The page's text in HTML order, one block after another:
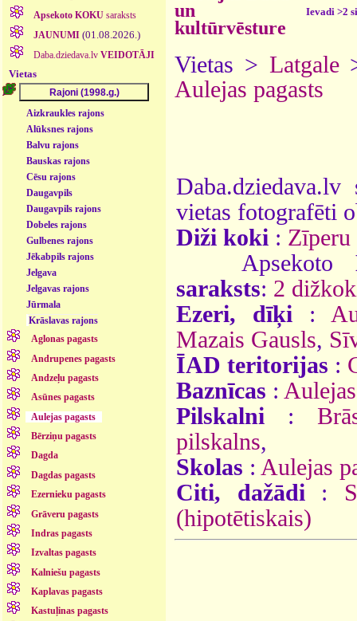
Apsekoto KOKUsaraksts
JAUNUMI (01.08.2026.)
Daba.dziedava.lv VEIDOTĀJI
Vietas
Aizkraukles rajons
Alūksnes rajons
Balvu rajons
Bauskas rajons
Cēsu rajons
Daugavpils
Daugavpils rajons
Dobeles rajons
Gulbenes rajons
Jēkabpils rajons
Jelgava
Jelgavas rajons
Jūrmala
Krāslavas rajons
Aglonas pagasts
Andrupenes pagasts
Andzeļu pagasts
Asūnes pagasts
Aulejas pagasts
Bērziņu pagasts
Dagda
Dagdas pagasts
Ezernieku pagasts
Grāveru pagasts
Indras pagasts
Izvaltas pagasts
Kalniešu pagasts
Kaplavas pagasts
Kastuļinas pagasts
un
kultūrvēsture
Ievadi >2
Vietas > Latgale
Aulejas pagasts
vietas fotografēti
Diži koki :
Apsekoto
saraksts: 2
Ezeri, dīķi :
Mazais Gausls,
ĪAD teritorijas :
Baznīcas :
Pilskalni :
pilskalns,
Skolas : Aulejas
Citi, dažādi :
(hipotētiskais)